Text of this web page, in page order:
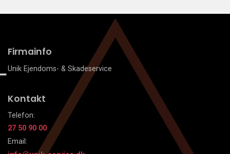
Firmainfo
Unik Ejendoms- & Skadeservice
Kontakt
Telefon:
27 50 90 00
Email: